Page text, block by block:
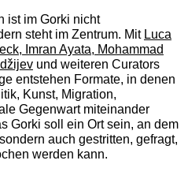
ist im Gorki nicht
steht im Zentrum. Mit Luca
Imran Ayata, Mohammad
und weiteren Curators
entstehen Formate, in denen
Kunst, Migration,
Gegenwart miteinander
Gorki soll ein Ort sein, an dem
auch gestritten, gefragt,
werden kann.